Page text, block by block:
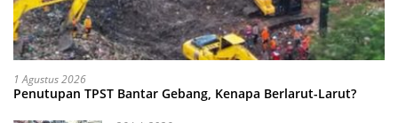
1 Agustus 2026
Penutupan TPST Bantar Gebang, Kenapa Berlarut-Larut?